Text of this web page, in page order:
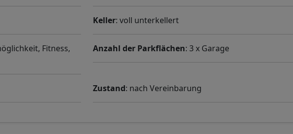
Keller: voll unterkellert
Fitness,
Anzahl der Parkflächen: 3 x Garage
Zustand: nach Vereinbarung